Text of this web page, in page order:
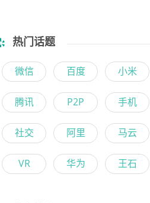
热门话题
微信 百度 小米
腾讯 P2P 手机
社交 阿里 马云
VR 华为 王石